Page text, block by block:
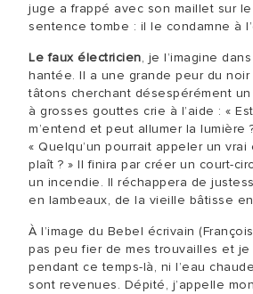
juge a frappé avec son maillet sur
sentence tombe : il le condamne à
Le faux électricien, je l’imagine
hantée. Il a une grande peur du
tâtons cherchant désespérément
à grosses gouttes crie à l’aide : «
m’entend et peut allumer la lumière
« Quelqu’un pourrait appeler un vrai
plaît ? » Il finira par créer un court-
un incendie. Il réchappera de
en lambeaux, de la vieille bâtisse
À l’image du Bebel écrivain
pas peu fier de mes trouvailles et je
pendant ce temps-là, ni l’eau
sont revenues. Dépité, j’appelle